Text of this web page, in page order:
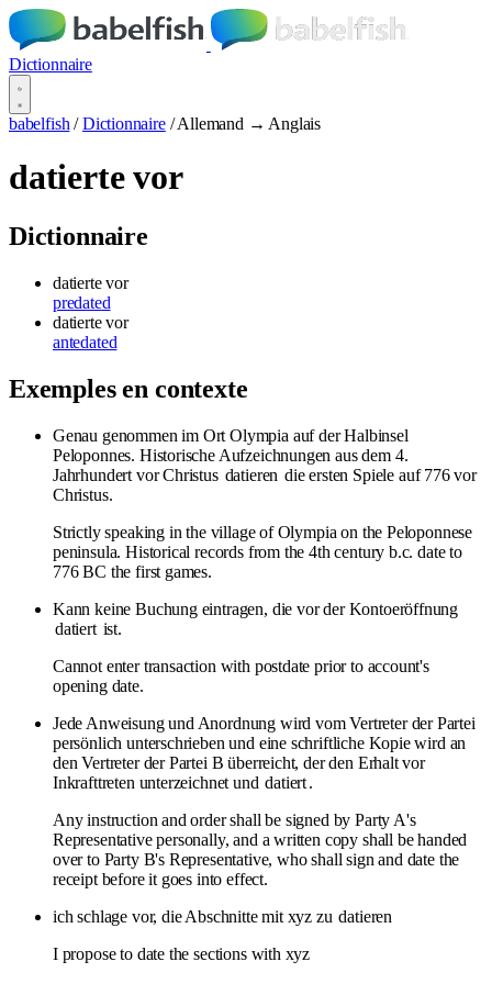
Dictionnaire
babelfish / Dictionnaire / Allemand → Anglais
datierte vor
Dictionnaire
datierte vor
predated
datierte vor
antedated
Exemples en contexte
Genau genommen im Ort Olympia auf der Halbinsel
Peloponnes. Historische Aufzeichnungen aus dem 4.
Jahrhundert vor Christus datieren die ersten Spiele auf 776 vor
Christus.
Strictly speaking in the village of Olympia on the Peloponnese
peninsula. Historical records from the 4th century b.c. date to
776 BC the first games.
Kann keine Buchung eintragen, die vor der Kontoeröffnung
datiert ist.
Cannot enter transaction with postdate prior to account's
opening date.
Jede Anweisung und Anordnung wird vom Vertreter der Partei
persönlich unterschrieben und eine schriftliche Kopie wird an
den Vertreter der Partei B überreicht, der den Erhalt vor
Inkrafttreten unterzeichnet und datiert.
Any instruction and order shall be signed by Party A's
Representative personally, and a written copy shall be handed
over to Party B's Representative, who shall sign and date the
receipt before it goes into effect.
ich schlage vor, die Abschnitte mit xyz zu datieren
I propose to date the sections with xyz